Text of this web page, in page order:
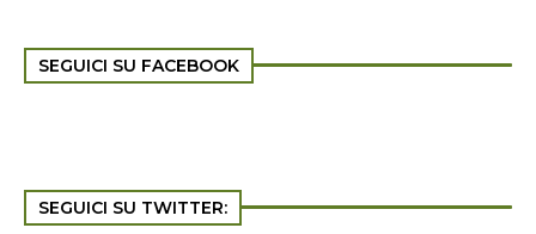
SEGUICI SU FACEBOOK
SEGUICI SU TWITTER: